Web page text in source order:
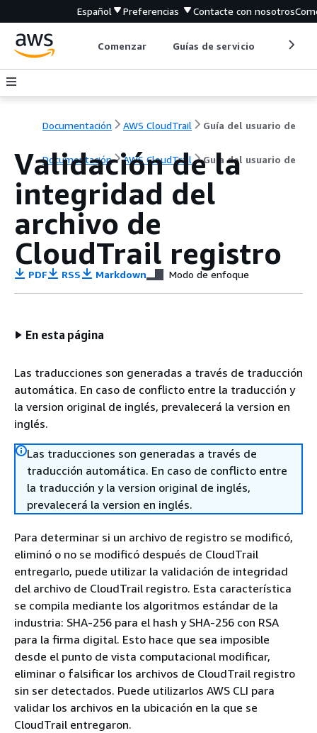
Español Preferencias Contacte con nosotros
Comenzar Guías de servicio
Documentación AWS CloudTrail Guía del usuario de
Documentación AWS CloudTrail Guía del usuario de
Validación de la
integridad del
archivo de
CloudTrail registro
PDF RSS Markdown Modo de enfoque
En esta página
Las traducciones son generadas a través de traducción
automática. En caso de conflicto entre la traducción y
la version original de inglés, prevalecerá la version en
inglés.
Las traducciones son generadas a través de
traducción automática. En caso de conflicto entre
la traducción y la version original de inglés,
prevalecerá la version en inglés.
Para determinar si un archivo de registro se modificó,
eliminó o no se modificó después de CloudTrail
entregarlo, puede utilizar la validación de integridad
del archivo de CloudTrail registro. Esta característica
se compila mediante los algoritmos estándar de la
industria: SHA-256 para el hash y SHA-256 con RSA
para la firma digital. Esto hace que sea imposible
desde el punto de vista computacional modificar,
eliminar o falsificar los archivos de CloudTrail registro
sin ser detectados. Puede utilizarlos AWS CLI para
validar los archivos en la ubicación en la que se
CloudTrail entregaron.